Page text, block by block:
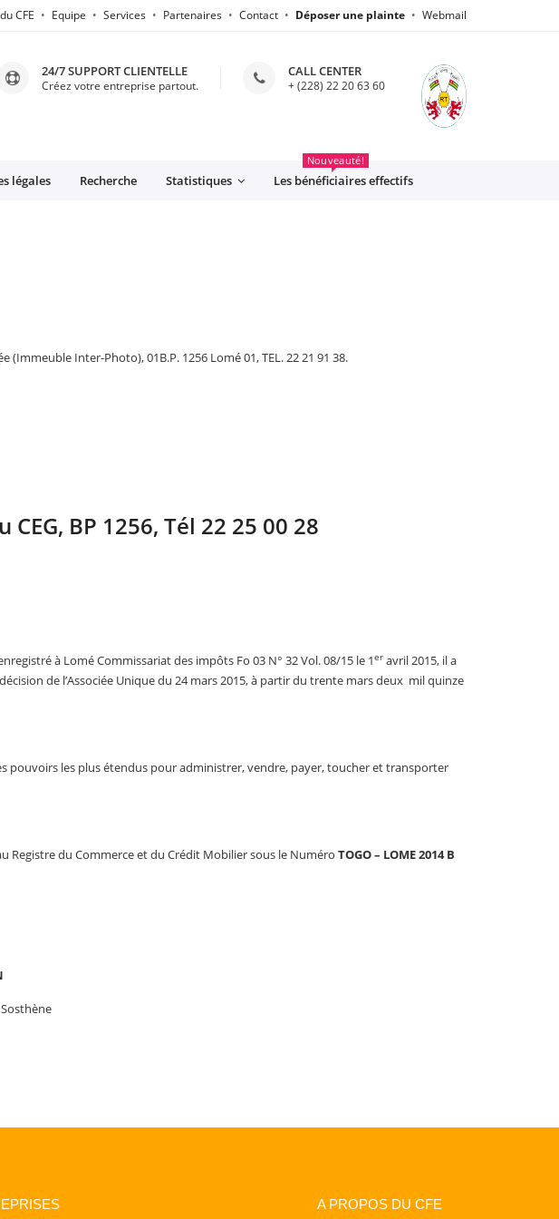
CFE Equipe Services Partenaires Contact Déposer une plainte Webmail
24/7 SUPPORT CLIENTELLE
Créez votre entreprise partout.
CALL CENTER
+ (228) 22 20 63 60
légales Recherche Statistiques Les bénéficiaires effectifs
Nouveauté!
(Immeuble Inter-Photo), 01B.P. 1256 Lomé 01, TEL. 22 21 91 38.
BP 1256, Tél 22 25 00 28
à Lomé Commissariat des impôts Fo 03 N° 32 Vol. 08/15 le 1er avril 2015, il a
de l’Associée Unique du 24 mars 2015, à partir du trente mars deux mil quinze
pouvoirs les plus étendus pour administrer, vendre, payer, toucher et transporter
Registre du Commerce et du Crédit Mobilier sous le Numéro TOGO – LOME 2014 B
A PROPOS DU CFE